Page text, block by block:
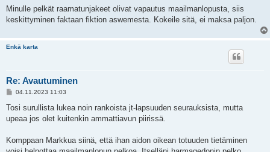
Minulle pelkät raamatunjakeet olivat vapautus maailmanlopusta, siis
keskittyminen faktaan fiktion aswemesta. Kokeile sitä, ei maksa paljon.
Enkä karta
Re: Avautuminen
V
e
t
04.11.2023 11:03
Tosi surullista lukea noin rankoista jt-lapsuuden seurauksista, mutta
upeaa jos olet kuitenkin ammattiavun piirissä.
Komppaan Markkua siinä, että ihan aidon oikean totuuden tietäminen